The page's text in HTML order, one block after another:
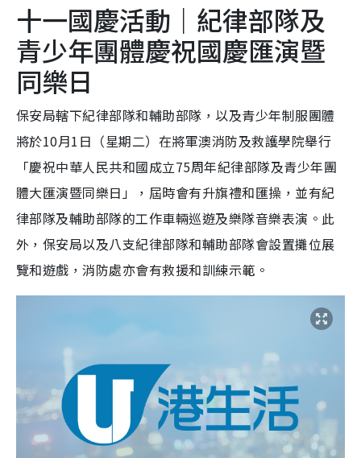
十一國慶活動｜紀律部隊及
青少年團體慶祝國慶匯演暨
同樂日
保安局轄下紀律部隊和輔助部隊，以及青少年制服團體
將於10月1日（星期二）在將軍澳消防及救護學院舉行
「慶祝中華人民共和國成立75周年紀律部隊及青少年團
體大匯演暨同樂日」，屆時會有升旗禮和匯操，並有紀
律部隊及輔助部隊的工作車輛巡遊及樂隊音樂表演。此
外，保安局以及八支紀律部隊和輔助部隊會設置攤位展
覽和遊戲，消防處亦會有救援和訓練示範。